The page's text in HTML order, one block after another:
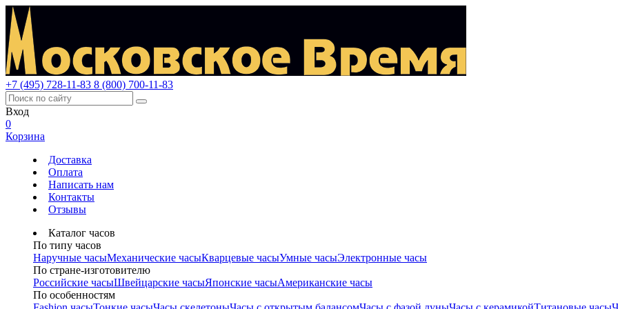
+7 (495) 728-11-83 8 (800) 700-11-83
Вход
0
Корзина
Доставка
Оплата
Написать нам
Контакты
Отзывы
Каталог часов
По типу часов
Наручные часыМеханические часыКварцевые часыУмные часыЭлектронные часы
По стране-изготовителю
Российские часыШвейцарские часыЯпонские часыАмериканские часы
По особенностям